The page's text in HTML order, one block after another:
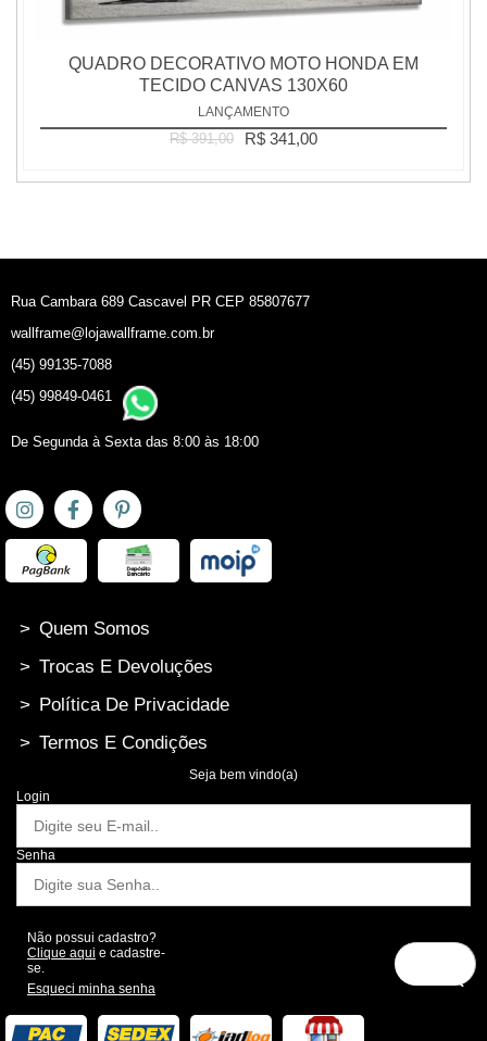
QUADRO DECORATIVO MOTO HONDA EM
TECIDO CANVAS 130X60
LANÇAMENTO
R$ 391,00 R$ 341,00
Rua Cambara 689 Cascavel PR CEP 85807677
wallframe@lojawallframe.com.br
(45) 99135-7088
(45) 99849-0461
De Segunda à Sexta das 8:00 às 18:00
> Quem Somos
> Trocas E Devoluções
> Política De Privacidade
> Termos E Condições
Seja bem vindo(a)
Login
Senha
Não possui cadastro?
Clique aqui e cadastre-
se.
Esqueci minha senha